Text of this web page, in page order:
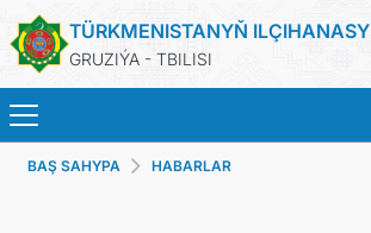
TÜRKMENISTANYŇ ILÇIHANASY
GRUZIÝA - TBILISI
BAŞ SAHYPA
BAŞ SAHYPA HABARLAR